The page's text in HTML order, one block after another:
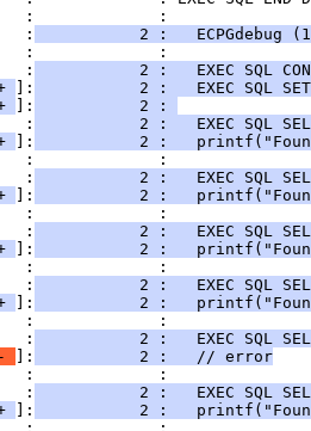
:             :
:
2 :   ECPGdebug
:             :
:
2 :   EXEC SQL
]:
2 :   EXEC SQL
]:
           2 :
:
2 :   EXEC SQL
]:
2 :
:             :
:
2 :   EXEC SQL
]:
2 :
:             :
:
2 :   EXEC SQL
]:
2 :
:             :
:
2 :   EXEC SQL
]:
2 :
:             :
:
2 :   EXEC SQL
]:
           2 :   // error
:             :
:
2 :   EXEC SQL
]:
2 :